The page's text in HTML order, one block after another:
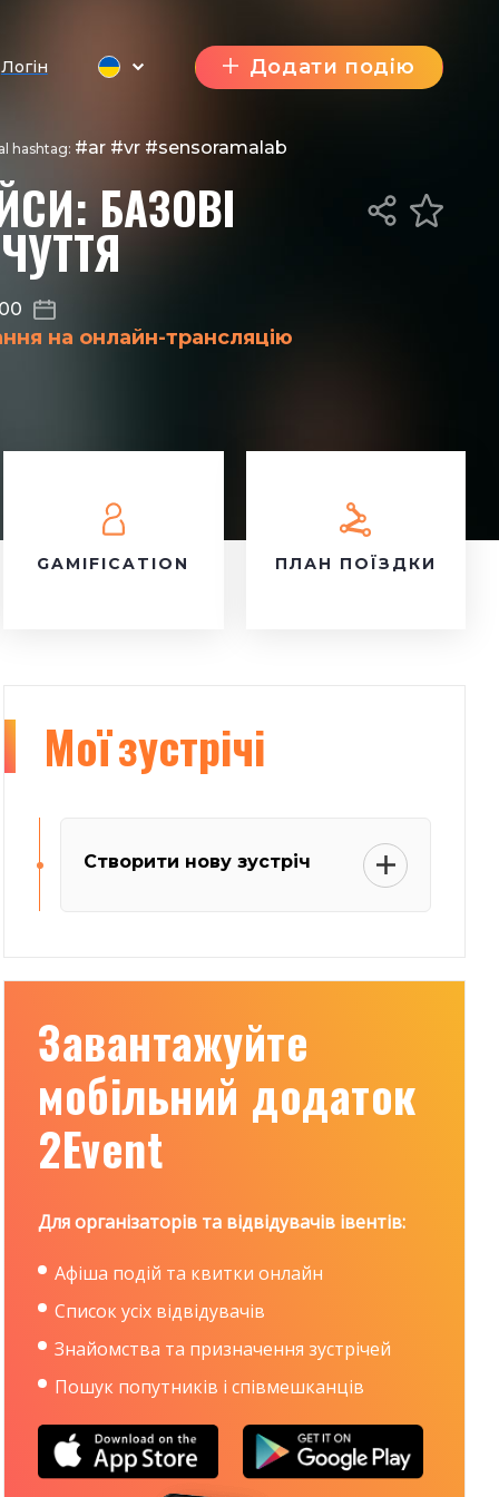
Логін Додати подію
hashtag: #ar #vr #sensoramalab
БАЗОВІ
на онлайн-трансляцію
GAMIFICATION ПЛАН ПОЇЗДКИ
Моїзустрічі
Створити нову зустріч
Завантажуйте
мобільний додаток
2Event
Для організаторів та відвідувачів івентів:
Афіша подій та квитки онлайн
Список усіх відвідувачів
Знайомства та призначення зустрічей
Пошук попутників і співмешканців